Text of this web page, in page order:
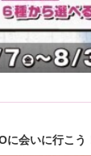
に会いに行こう